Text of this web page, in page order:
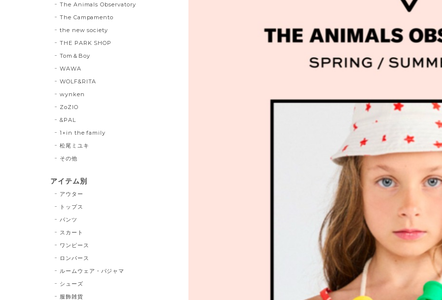
The Animals Observatory
The Campamento
the new society
THE PARK SHOP
Tom＆Boy
WAWA
WOLF&RITA
wynken
ZoZIO
&PAL
1+in the family
松尾ミユキ
その他
アイテム別
アウター
トップス
パンツ
スカート
ワンピース
ロンパース
ルームウェア・パジャマ
シューズ
服飾雑貨